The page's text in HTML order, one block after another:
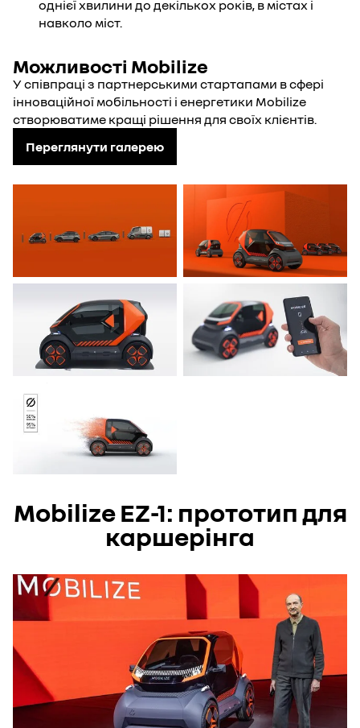
однієї хвилини до декількох років, в містах і
навколо міст.
Можливості Mobilize
У співпраці з партнерськими стартапами в сфері
інноваційної мобільності і енергетики Mobilize
створюватиме кращі рішення для своїх клієнтів.
Переглянути галерею
Mobilize EZ-1: прототип для
каршерінга